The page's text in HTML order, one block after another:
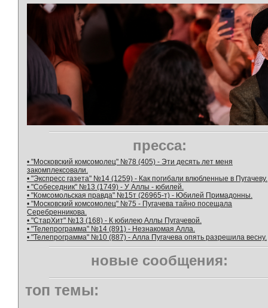
пресса:
• "Московский комсомолец" №78 (405) - Эти десять лет меня
закомплексовали.
• "Экспресс газета" №14 (1259) - Как погибали влюбленные в Пугачеву.
• "Собеседник" №13 (1749) - У Аллы - юбилей.
• "Комсомольская правда" №15т (26965-т) - Юбилей Примадонны.
• "Московский комсомолец" №75 - Пугачева тайно посещала
Серебренникова.
• "СтарХит" №13 (168) - К юбилею Аллы Пугачевой.
• "Телепрограмма" №14 (891) - Незнакомая Алла.
• "Телепрограмма" №10 (887) - Алла Пугачева опять разрешила весну.
новые сообщения:
топ темы: